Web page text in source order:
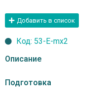
Добавить в список
Код: 53-E-mx2
Описание
Подготовка